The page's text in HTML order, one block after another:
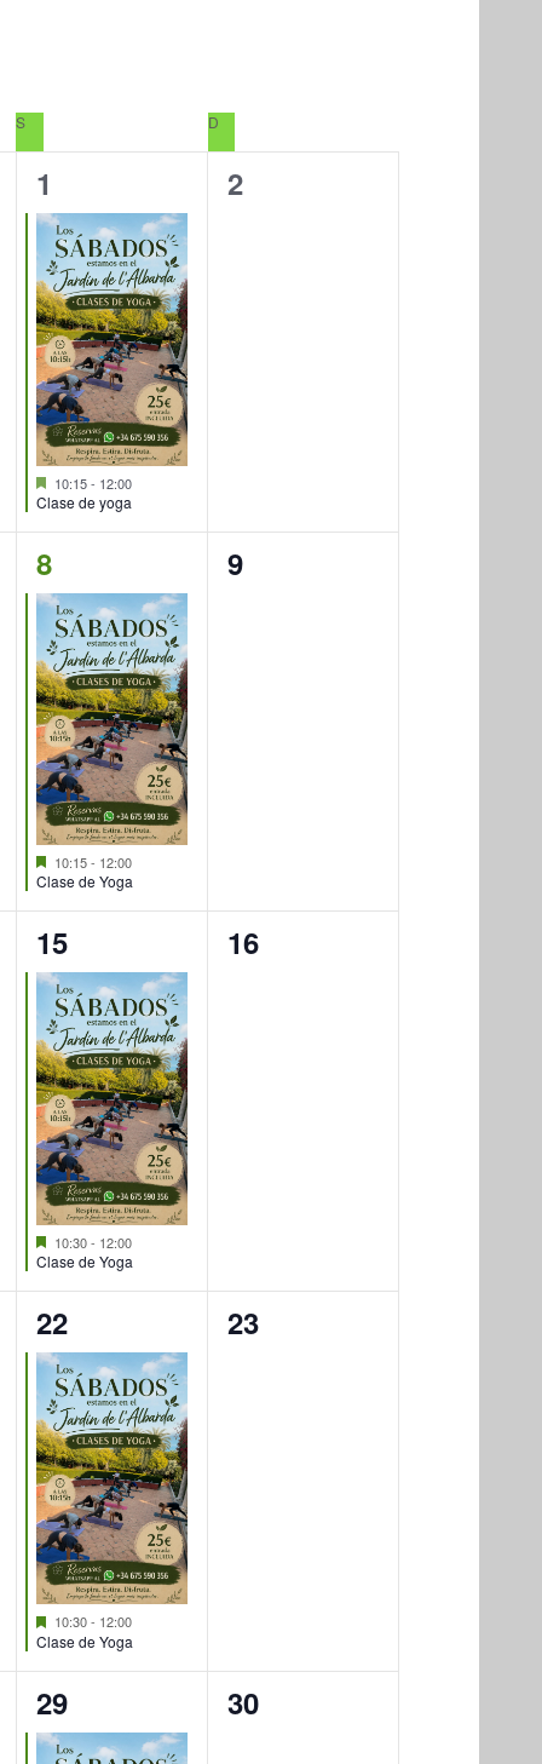
S D
1
evento,
1
Destacado
10:15- 12:00
Clase de yoga
0
2
1
evento,
8
Destacado
10:15- 12:00
Clase de Yoga
0
9
1
evento,
15
Destacado
10:30- 12:00
Clase de Yoga
0
16
1
evento,
22
Destacado
10:30- 12:00
Clase de Yoga
0
23
2
eventos,
29
0
30